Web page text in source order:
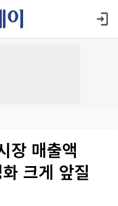
장 매출액
크게 앞질